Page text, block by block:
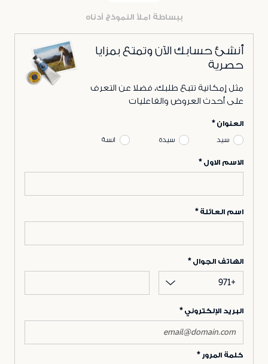
ببساطة املأ النموذج أدناه
أنشئ حسابك الآن وتمتع بمزايا
حصرية
مثل إمكانية تتبع طلبك، فضلا عن التعرف
على أحدث العروض والفاعليات
العنوان
سيد سيدة انسة
الاسم الاول
اسم العائلة
الهاتف الجوال
+971
البريد الإلكتروني
كلمة المرور